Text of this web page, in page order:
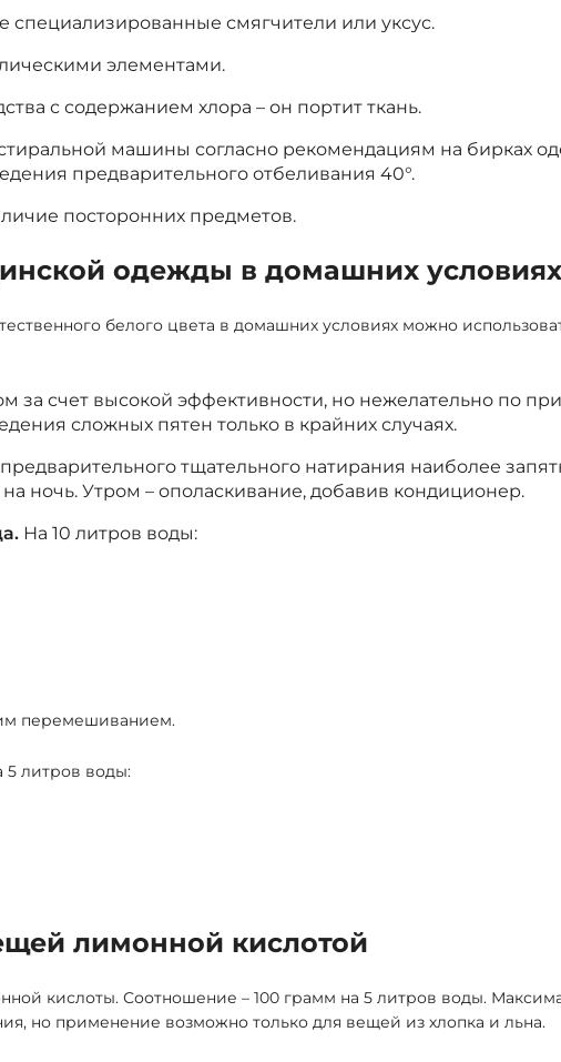
специализированные смягчители или уксус.
элементами.
с содержанием хлора – он портит ткань.
машины согласно рекомендациям на бирках
предварительного отбеливания 40°.
посторонних предметов.
одежды в домашних условиях
белого цвета в домашних условиях можно
за счет высокой эффективности, но нежелательно по
сложных пятен только в крайних случаях.
тщательного натирания наиболее
ночь. Утром – ополаскивание, добавив кондиционер.
На 10 литров воды:
перемешиванием.
5 литров воды:
лимонной кислотой
кислоты. Соотношение – 100 грамм на 5 литров воды.
но применение возможно только для вещей из хлопка и льна.